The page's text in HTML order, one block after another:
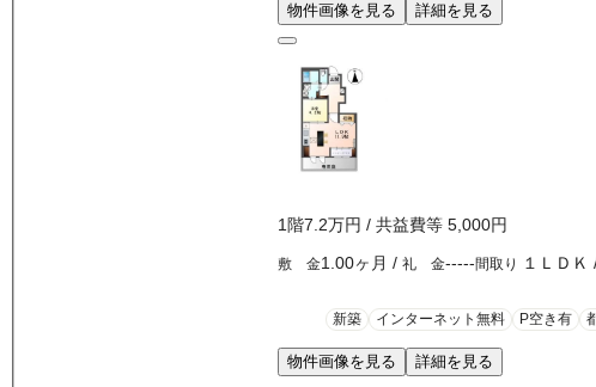
物件画像を見る 詳細を見る
1階7.2万円 / 共益費等 5,000円
敷 金1.00ヶ月 / 礼 金-----間取り １ＬＤＫ
新築 インターネット無料 P空き有
物件画像を見る 詳細を見る